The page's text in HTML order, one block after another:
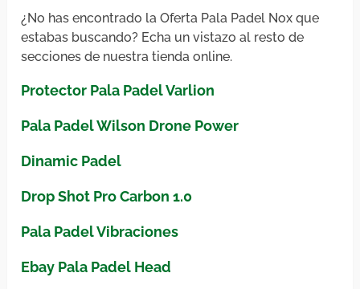
¿No has encontrado la Oferta Pala Padel Nox que
estabas buscando? Echa un vistazo al resto de
secciones de nuestra tienda online.
Protector Pala Padel Varlion
Pala Padel Wilson Drone Power
Dinamic Padel
Drop Shot Pro Carbon 1.0
Pala Padel Vibraciones
Ebay Pala Padel Head